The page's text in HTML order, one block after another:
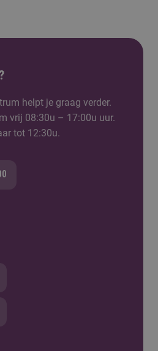
helpt je graag verder.
vrij 08:30u – 17:00u uur.
tot 12:30u.